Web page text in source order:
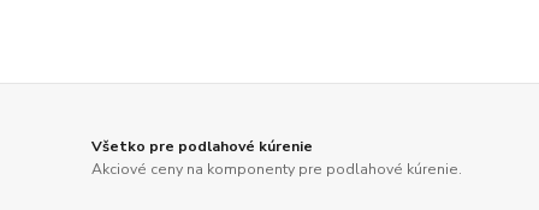
Všetko pre podlahové kúrenie
Akciové ceny na komponenty pre podlahové kúrenie.